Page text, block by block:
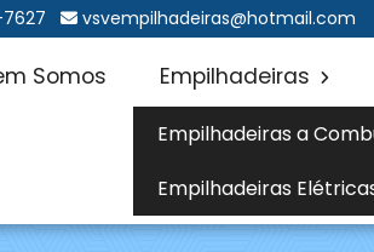
vsvempilhadeiras@hotmail.com
Somos Empilhadeiras
Empilhadeiras a
Empilhadeiras